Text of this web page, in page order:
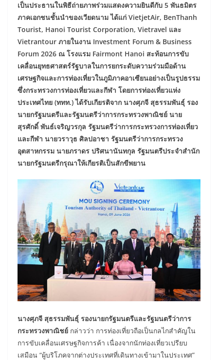
เป็นประธานในพิธีถ่ายภาพร่วมแสดงความยินดีกับ 5 พันธมิตร
ภาคเอกชนชั้นนำของเวียดนาม ได้แก่ VietjetAir, BenThanh
Tourist, Hanoi Tourist Corporation, Vietravel และ
Vietrantour ภายในงาน Investment Forum & Business
Forum 2026 ณ โรงแรม Fairmont Hanoi สะท้อนการขับ
เคลื่อนยุทธศาสตร์รัฐบาลในการยกระดับความร่วมมือด้าน
เศรษฐกิจและการท่องเที่ยวในภูมิภาคอาเซียนอย่างเป็นรูปธรรม
ซึ่งกระทรวงการท่องเที่ยวและกีฬา โดยการท่องเที่ยวแห่ง
ประเทศไทย (ททท.) ได้รับเกียรติจาก นางศุภจี สุธรรมพันธุ์ รอง
นายกรัฐมนตรีและรัฐมนตรีว่าการกระทรวงพาณิชย์ นาย
สุรศักดิ์ พันธ์เจริญวรกุล รัฐมนตรีว่าการกระทรวงการท่องเที่ยว
และกีฬา นายวราวุธ ศิลปอาชา รัฐมนตรีว่าการกระทรวง
อุตสาหกรรม นายภราดร ปริศนานันทกุล รัฐมนตรีประจำสำนัก
นายกรัฐมนตรีกรุณาให้เกียรติเป็นสักขีพยาน
นางศุภจี สุธรรมพันธุ์ รองนายกรัฐมนตรีและรัฐมนตรีว่าการ
กระทรวงพาณิชย์ กล่าวว่า การท่องเที่ยวถือเป็นกลไกสำคัญใน
การขับเคลื่อนเศรษฐกิจการค้า เนื่องจากนักท่องเที่ยวเปรียบ
เสมือน “ผู้บริโภคจากต่างประเทศที่เดินทางเข้ามาในประเทศ”